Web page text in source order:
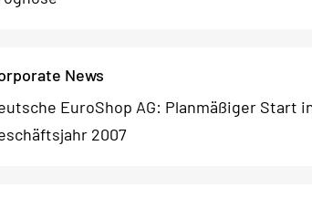
News
EuroShop AG: Planmäßiger Start
2007